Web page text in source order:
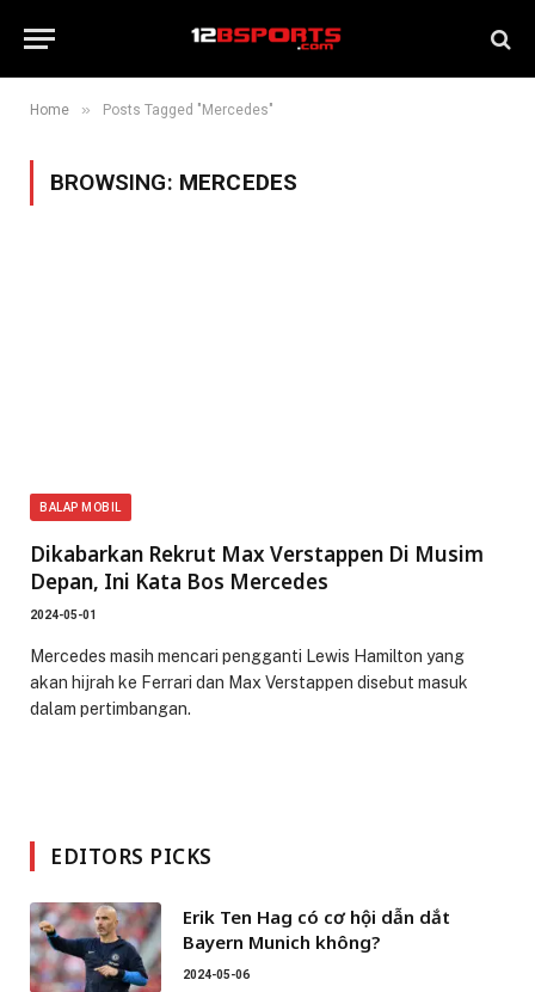
Home » Posts Tagged "Mercedes"
BROWSING: MERCEDES
BALAP MOBIL
Dikabarkan Rekrut Max Verstappen Di Musim
Depan, Ini Kata Bos Mercedes
2024-05-01
Mercedes masih mencari pengganti Lewis Hamilton yang
akan hijrah ke Ferrari dan Max Verstappen disebut masuk
dalam pertimbangan.
EDITORS PICKS
Erik Ten Hag có cơ hội dẫn dắt
Bayern Munich không?
2024-05-06